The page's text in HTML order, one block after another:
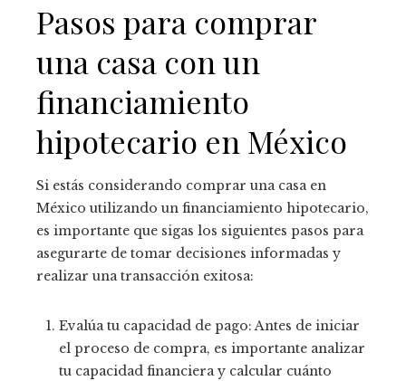
Pasos para comprar
una casa con un
financiamiento
hipotecario en México
Si estás considerando comprar una casa en
México utilizando un financiamiento hipotecario,
es importante que sigas los siguientes pasos para
asegurarte de tomar decisiones informadas y
realizar una transacción exitosa:
Evalúa tu capacidad de pago: Antes de iniciar
el proceso de compra, es importante analizar
tu capacidad financiera y calcular cuánto